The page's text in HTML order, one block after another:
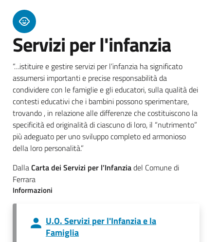
Servizi per l'infanzia
“…istituire e gestire servizi per l’infanzia ha significato
assumersi importanti e precise responsabilità da
condividere con le famiglie e gli educatori, sulla qualità dei
contesti educativi che i bambini possono sperimentare,
trovando , in relazione alle differenze che costituiscono la
specificità ed originalità di ciascuno di loro, il “nutrimento”
più adeguato per uno sviluppo completo ed armonioso
della loro personalità.”
DallaCarta dei Servizi per l’Infanziadel Comune di
Ferrara
Informazioni
U.O. Servizi per l'Infanzia e la
Famiglia